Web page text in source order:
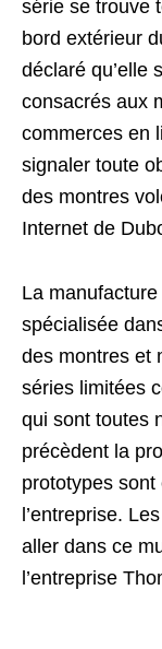
série se trouve
bord extérieur
déclaré qu’elle
consacrés aux
commerces en
signaler toute
des montres
Internet de
La
spécialisée
des montres et
séries limitées
qui sont toutes
précèdent la
prototypes
l’entreprise.
aller dans ce
l’entreprise